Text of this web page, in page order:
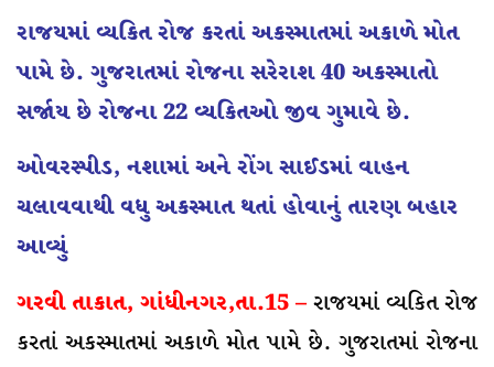
રાજયમાં વ્યકિત રોજ કરતાં અકસ્માતમાં અકાળે મોત
પામે છે. ગુજરાતમાં રોજના સરેરાશ 40 અકસ્માતો
સર્જાય છે રોજના 22 વ્યકિતઓ જીવ ગુમાવે છે.
ઓવરસ્પીડ, નશામાં અને રોંગ સાઈડમાં વાહન
ચલાવવાથી વધુ અકસ્માત થતાં હોવાનું તારણ બહાર
આવ્યું
ગરવી તાકાત, ગાંધીનગર,તા.15 –રાજયમાં વ્યકિત રોજ
કરતાં અકસ્માતમાં અકાળે મોત પામે છે. ગુજરાતમાં રોજના